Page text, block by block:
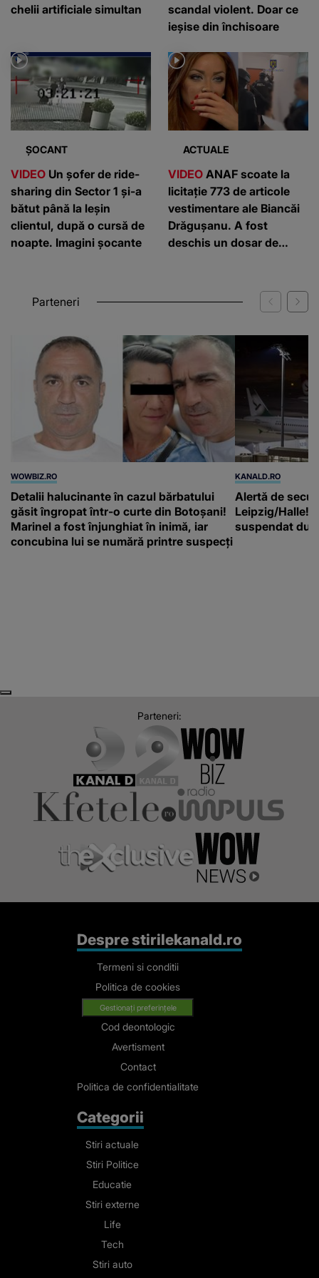
chelii artificiale simultan
scandal violent. Doar ce
ieșise din închisoare
ȘOCANT
VIDEO Un șofer de ride-
sharing din Sector 1 și-a
bătut până la leșin
clientul, după o cursă de
noapte. Imagini șocante
ACTUALE
VIDEO ANAF scoate la
licitație 773 de articole
vestimentare ale Biancăi
Drăgușanu. A fost
deschis un dosar de
Parteneri
WOWBIZ.RO
Detalii halucinante în cazul bărbatului
găsit îngropat într-o curte din Botoșani!
Marinel a fost înjunghiat în inimă, iar
concubina lui se numără printre suspecți
KANALD.RO
Alertă de
Leipzig/Halle!
suspendat
Parteneri:
Despre stirilekanald.ro
Termeni si conditii
Politica de cookies
Gestionați preferințele
Cod deontologic
Avertisment
Contact
Politica de confidentialitate
Categorii
Stiri actuale
Stiri Politice
Educatie
Stiri externe
Life
Tech
Stiri auto